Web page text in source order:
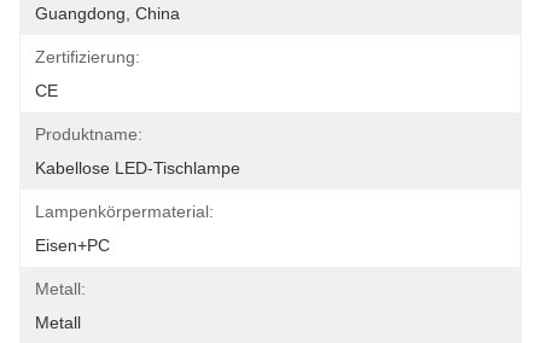
Guangdong, China
Zertifizierung:
CE
Produktname:
Kabellose LED-Tischlampe
Lampenkörpermaterial:
Eisen+PC
Metall:
Metall